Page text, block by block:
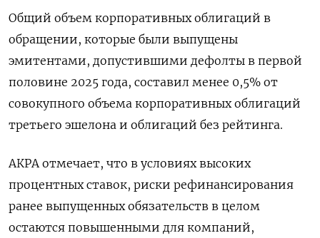
Общий объем корпоративных облигаций в
обращении, которые были выпущены
эмитентами, допустившими дефолты в первой
половине 2025 года, составил менее 0,5% от
совокупного объема корпоративных облигаций
третьего эшелона и облигаций без рейтинга.
АКРА отмечает, что в условиях высоких
процентных ставок, риски рефинансирования
ранее выпущенных обязательств в целом
остаются повышенными для компаний,